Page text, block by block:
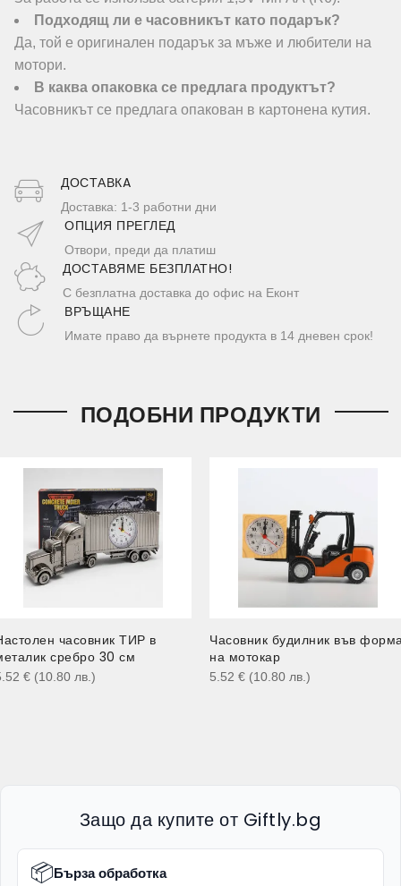
Подходящ ли е часовникът като подарък?
Да, той е оригинален подарък за мъже и любители на
мотори.
В каква опаковка се предлага продуктът?
Часовникът се предлага опакован в картонена кутия.
ДОСТАВКA
Доставка: 1-3 работни дни
ОПЦИЯ ПРЕГЛЕД
Отвори, преди да платиш
ДОСТАВЯМЕ БЕЗПЛАТНО!
С безплатна доставка до офис на Еконт
ВРЪЩАНЕ
Имате право да върнете продукта в 14 дневен срок!
ПОДОБНИ ПРОДУКТИ
часовник ТИР в
сребро 30 см
€ (10.80 лв. )
Часовник будилник във
на мотокар
5.52 € (10.80 лв. )
Защо да купите от Giftly.bg
📦Бърза обработка